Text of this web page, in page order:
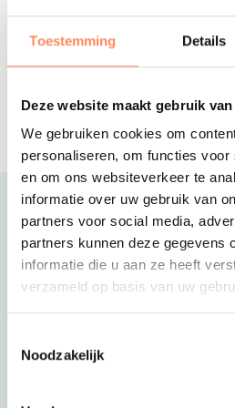
Toestemming Details
Deze website maakt gebruik
We gebruiken cookies om
personaliseren, om functies voor
en om ons websiteverkeer te
informatie over uw gebruik van
partners voor social media,
partners kunnen deze gegevens
informatie die u aan ze heeft
verzameld op basis van uw
Noodzakelijk
een prachtig
vakantiepark